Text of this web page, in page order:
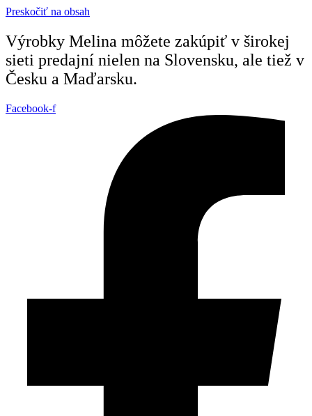
Preskočiť na obsah
Výrobky Melina môžete zakúpiť v širokej
sieti predajní nielen na Slovensku, ale tiež v
Česku a Maďarsku.
Facebook-f